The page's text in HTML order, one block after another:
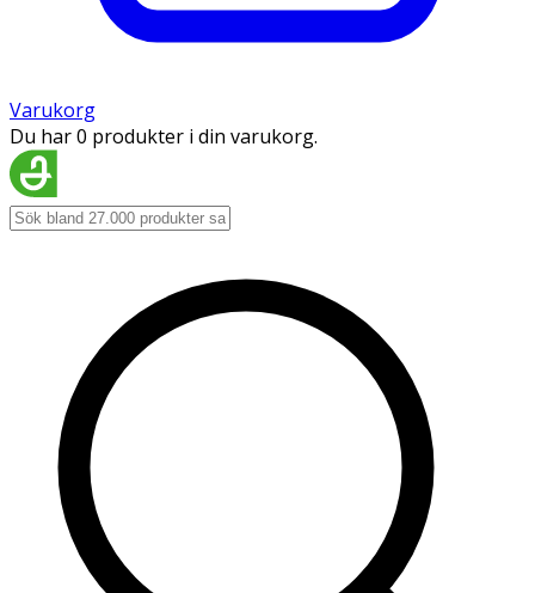
Varukorg
Du har 0 produkter i din varukorg.